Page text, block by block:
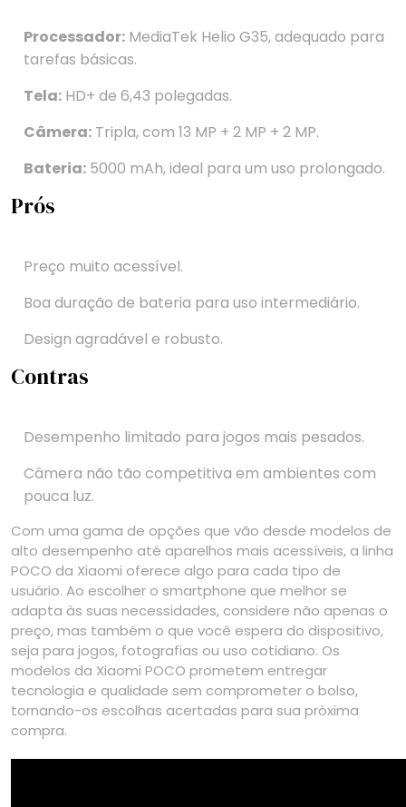
Processador: MediaTek Helio G35, adequado para
tarefas básicas.
Tela: HD+ de 6,43 polegadas.
Câmera: Tripla, com 13 MP + 2 MP + 2 MP.
Bateria: 5000 mAh, ideal para um uso prolongado.
Prós
Preço muito acessível.
Boa duração de bateria para uso intermediário.
Design agradável e robusto.
Contras
Desempenho limitado para jogos mais pesados.
Câmera não tão competitiva em ambientes com
pouca luz.
Com uma gama de opções que vão desde modelos de
alto desempenho até aparelhos mais acessíveis, a linha
POCO da Xiaomi oferece algo para cada tipo de
usuário. Ao escolher o smartphone que melhor se
adapta às suas necessidades, considere não apenas o
preço, mas também o que você espera do dispositivo,
seja para jogos, fotografias ou uso cotidiano. Os
modelos da Xiaomi POCO prometem entregar
tecnologia e qualidade sem comprometer o bolso,
tornando-os escolhas acertadas para sua próxima
compra.